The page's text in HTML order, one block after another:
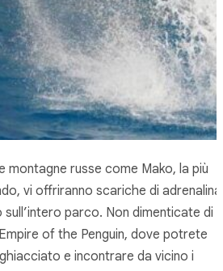
montagne russe come Mako, la più
vi offriranno scariche di adrenalina
parco. Non dimenticate di
of the Penguin, dove potrete
e incontrare da vicino i